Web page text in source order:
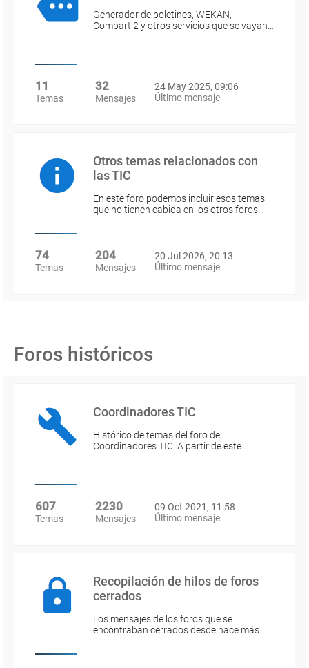
Generador de boletines, WEKAN,
Comparti2 y otros servicios que se vayan…
11
Temas
32
Mensajes
24 May 2025, 09:06
Último mensaje
Otros temas relacionados con
las TIC
En este foro podemos incluir esos temas
que no tienen cabida en los otros foros…
74
Temas
204
Mensajes
20 Jul 2026, 20:13
Último mensaje
Foros históricos
Coordinadores TIC
Histórico de temas del foro de
Coordinadores TIC. A partir de este…
607
Temas
2230
Mensajes
09 Oct 2021, 11:58
Último mensaje
Recopilación de hilos de foros
cerrados
Los mensajes de los foros que se
encontraban cerrados desde hace más…